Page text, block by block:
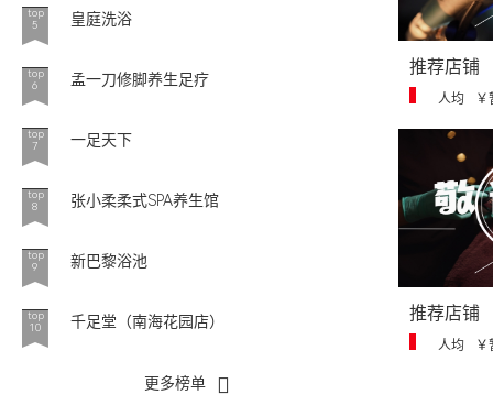
top
5
皇庭洗浴
top
6
孟一刀修脚养生足疗
top
7
一足天下
top
8
张小柔柔式SPA养生馆
top
9
新巴黎浴池
top
10
千足堂（南海花园店）
更多榜单
推荐店铺
人均 ￥
推荐店铺
人均 ￥